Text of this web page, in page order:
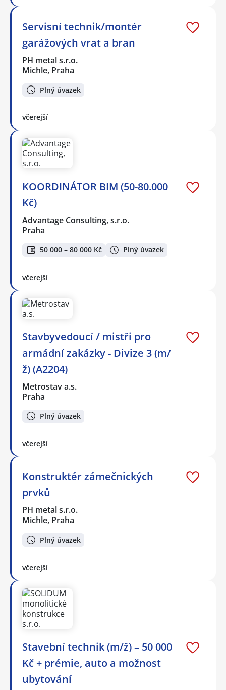
Servisní technik/montér
garážových vrat a bran
PH metal s.r.o.
Michle, Praha
Plný úvazek
včerejší
KOORDINÁTOR BIM (50-80.000
Kč)
Advantage Consulting, s.r.o.
Praha
50 000 – 80 000 Kč Plný úvazek
včerejší
Stavbyvedoucí / mistři pro
armádní zakázky - Divize 3 (m/
ž) (A2204)
Metrostav a.s.
Praha
Plný úvazek
včerejší
Konstruktér zámečnických
prvků
PH metal s.r.o.
Michle, Praha
Plný úvazek
včerejší
Stavební technik (m/ž) – 50 000
Kč + prémie, auto a možnost
ubytování